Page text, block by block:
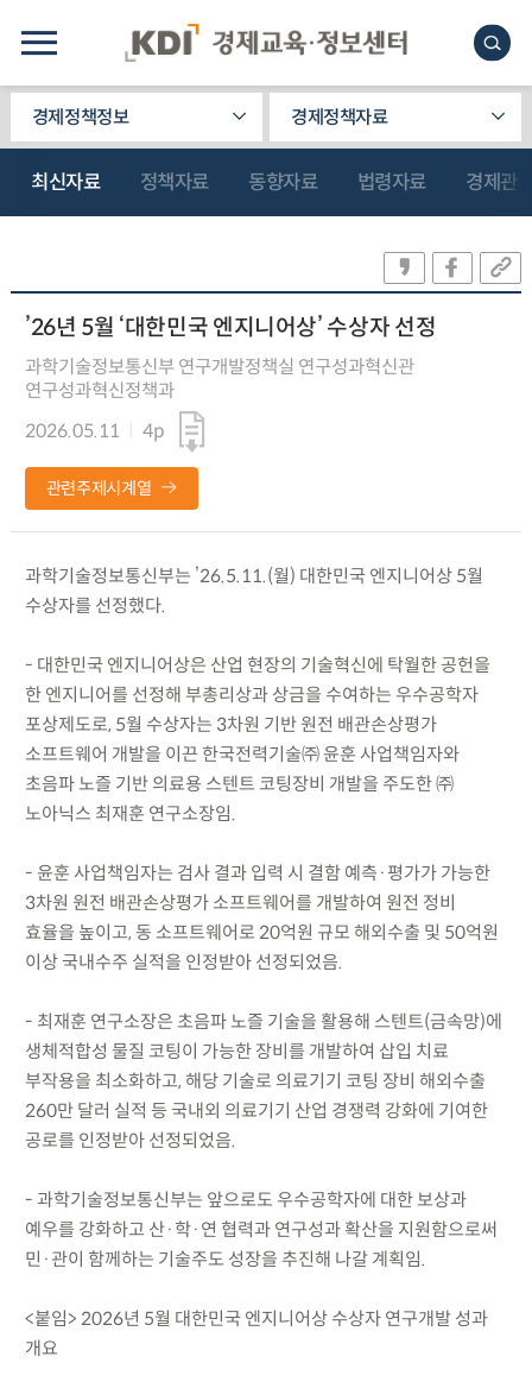
경제정책정보 경제정책자료
최신자료 정책자료 동향자료 법령자료 경제관
’26년 5월 ‘대한민국 엔지니어상’ 수상자 선정
과학기술정보통신부 연구개발정책실 연구성과혁신관
연구성과혁신정책과
2026.05.11
4p
관련주제시계열
과학기술정보통신부는 ’26.5.11.(월) 대한민국 엔지니어상 5월
수상자를 선정했다.
- 대한민국 엔지니어상은 산업 현장의 기술혁신에 탁월한 공헌을
한 엔지니어를 선정해 부총리상과 상금을 수여하는 우수공학자
포상제도로, 5월 수상자는 3차원 기반 원전 배관손상평가
소프트웨어 개발을 이끈 한국전력기술㈜ 윤훈 사업책임자와
초음파 노즐 기반 의료용 스텐트 코팅장비 개발을 주도한 ㈜
노아닉스 최재훈 연구소장임.
- 윤훈 사업책임자는 검사 결과 입력 시 결함 예측·평가가 가능한
3차원 원전 배관손상평가 소프트웨어를 개발하여 원전 정비
효율을 높이고, 동 소프트웨어로 20억원 규모 해외수출 및 50억원
이상 국내수주 실적을 인정받아 선정되었음.
- 최재훈 연구소장은 초음파 노즐 기술을 활용해 스텐트(금속망)에
생체적합성 물질 코팅이 가능한 장비를 개발하여 삽입 치료
부작용을 최소화하고, 해당 기술로 의료기기 코팅 장비 해외수출
260만 달러 실적 등 국내외 의료기기 산업 경쟁력 강화에 기여한
공로를 인정받아 선정되었음.
- 과학기술정보통신부는 앞으로도 우수공학자에 대한 보상과
예우를 강화하고 산·학·연 협력과 연구성과 확산을 지원함으로써
민·관이 함께하는 기술주도 성장을 추진해 나갈 계획임.
<붙임> 2026년 5월 대한민국 엔지니어상 수상자 연구개발 성과
개요